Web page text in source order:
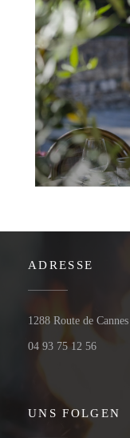
ADRESSE
1288 Route de
04 93 75 12 56
UNS FOLGEN